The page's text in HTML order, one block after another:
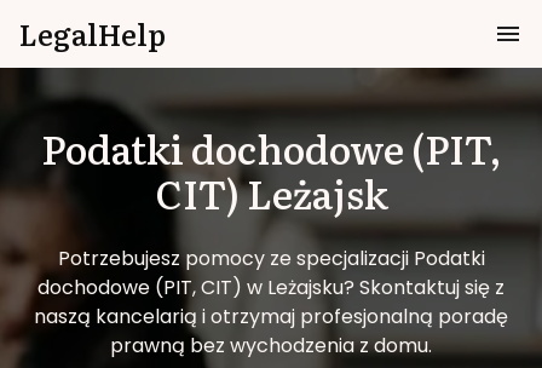
LegalHelp
Podatki dochodowe (PIT,
CIT)Leżajsk
Potrzebujesz pomocy ze specjalizacji Podatki
dochodowe (PIT, CIT) w Leżajsku? Skontaktuj się z
naszą kancelarią i otrzymaj profesjonalną poradę
prawną bez wychodzenia z domu.